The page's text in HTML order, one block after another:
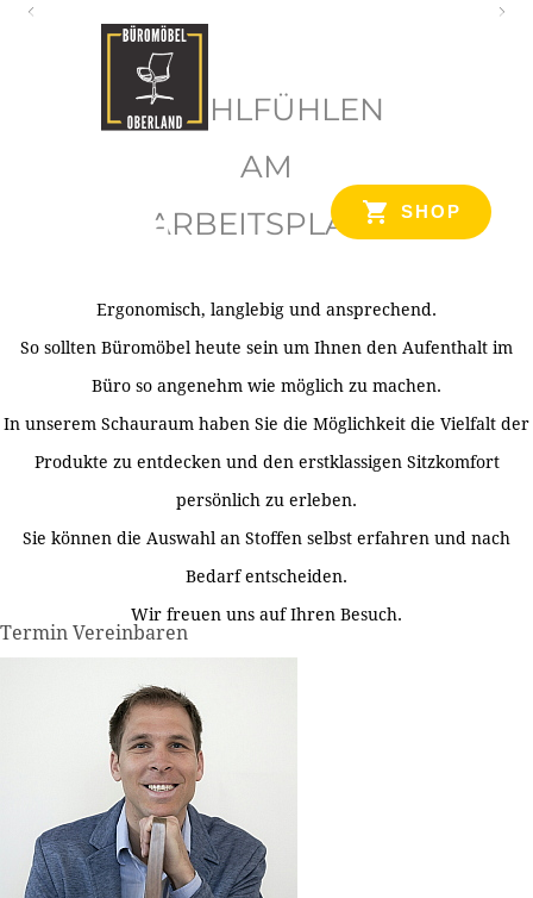
SHOP
WOHLFÜHLEN
AM
ARBEITSPLATZ
Ergonomisch, langlebig und ansprechend.
So sollten Büromöbel heute sein um Ihnen den Aufenthalt im
Büro so angenehm wie möglich zu machen.
In unserem Schauraum haben Sie die Möglichkeit die Vielfalt der
Produkte zu entdecken und den erstklassigen Sitzkomfort
persönlich zu erleben.
Sie können die Auswahl an Stoffen selbst erfahren und nach
Bedarf entscheiden.
Wir freuen uns auf Ihren Besuch.
Termin Vereinbaren